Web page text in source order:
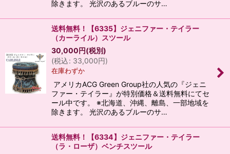
除きます。 光沢のあるブルーのサ…
送料無料！【6335】ジェニファー・テイラー
（カーライル）スツール
30,000円(税別)
(税込: 33,000円)
在庫わずか
アメリカACG Green Group社の人気の『ジェニ
ファー・テイラー』が特別価格＆送料無料にてセ
ール中です。 ※北海道、沖縄、離島、一部地域を
除きます。 光沢のあるブルーのサ…
送料無料！【6334】ジェニファー・テイラー
（ラ・ローザ）ベンチスツール